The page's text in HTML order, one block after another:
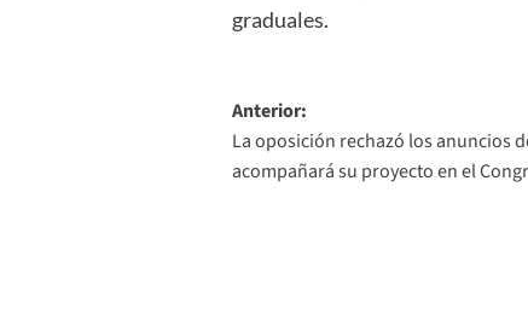
graduales.
Navegación
de
entradas
Anterior:
La oposición rechazó los anuncios
acompañará su proyecto en el